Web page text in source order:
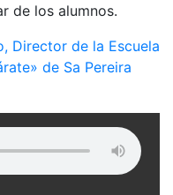
de los alumnos.
Director de la Escuela
de Sa Pereira